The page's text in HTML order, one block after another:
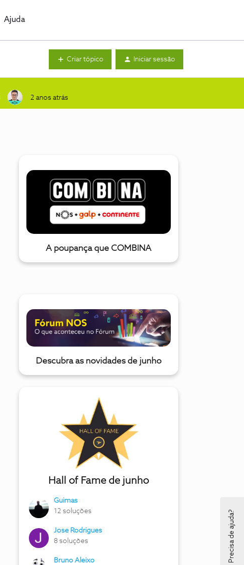
Ajuda
Criar tópico Iniciar sessão
2 anos atrás
A poupança que COMBINA
Descubra as novidades de junho
Hall of Fame de junho
Guimas
12 soluções
Jose Rodrigues
8 soluções
Bruno Aleixo
Precisa de ajuda?